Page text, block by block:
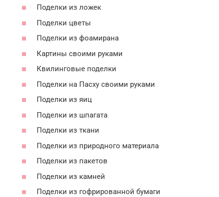
Поделки из ложек
Поделки цветы
Поделки из фоамирана
Картины своими руками
Квилинговые поделки
Поделки на Пасху своими руками
Поделки из яиц
Поделки из шпагата
Поделки из ткани
Поделки из природного материала
Поделки из пакетов
Поделки из камней
Поделки из гофрированной бумаги